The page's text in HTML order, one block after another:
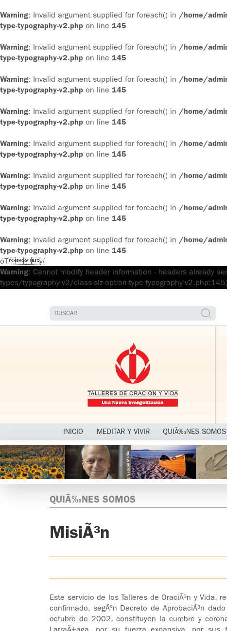
Warning: Invalid argument supplied for foreach() in /home/
type-typography-v2.php on line 145
Warning: Invalid argument supplied for foreach() in /home/
type-typography-v2.php on line 145
Warning: Invalid argument supplied for foreach() in /home/
type-typography-v2.php on line 145
Warning: Invalid argument supplied for foreach() in /home/
type-typography-v2.php on line 145
Warning: Invalid argument supplied for foreach() in /home/
type-typography-v2.php on line 145
Warning: Invalid argument supplied for foreach() in /home/
type-typography-v2.php on line 145
Warning: Invalid argument supplied for foreach() in /home/
type-typography-v2.php on line 145
Warning: Invalid argument supplied for foreach() in /home/
type-typography-v2.php on line 145
óTy{
Warning: Cannot modify header information - headers already
types/typography-v2/class-slz-option-type-typography-
INICIO MEDITAR Y VIVIR QUIÃ‰NES SOMOS
QUIÃ‰NES SOMOS
MisiÃ³n
Este servicio de los Talleres de OraciÃ³n y Vida,
confirmado, segÃºn Decreto de AprobaciÃ³n
octubre de 2002, constituyen la cumbre y